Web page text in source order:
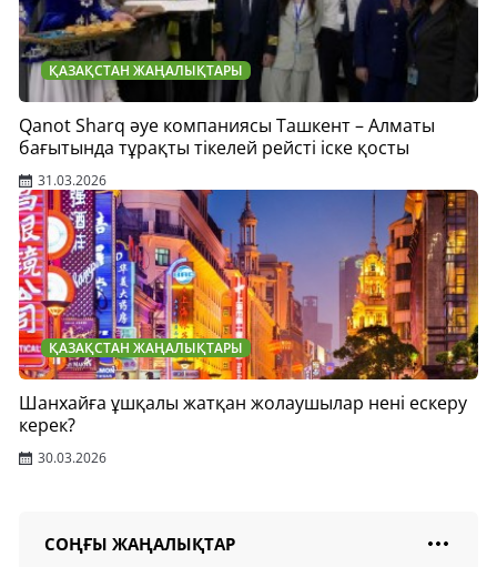
ҚАЗАҚСТАН ЖАҢАЛЫҚТАРЫ
Qanot Sharq әуе компаниясы Ташкент – Алматы
бағытында тұрақты тікелей рейсті іске қосты
31.03.2026
ҚАЗАҚСТАН ЖАҢАЛЫҚТАРЫ
Шанхайға ұшқалы жатқан жолаушылар нені ескеру
керек?
30.03.2026
СОҢҒЫ ЖАҢАЛЫҚТАР